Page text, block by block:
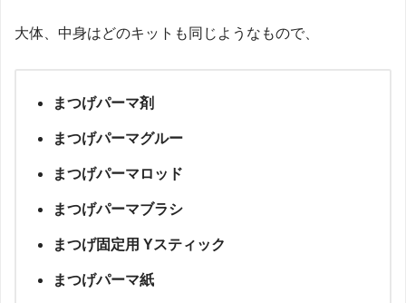
大体、中身はどのキットも同じようなもので、
まつげパーマ剤
まつげパーマグルー
まつげパーマロッド
まつげパーマブラシ
まつげ固定用 Yスティック
まつげパーマ紙